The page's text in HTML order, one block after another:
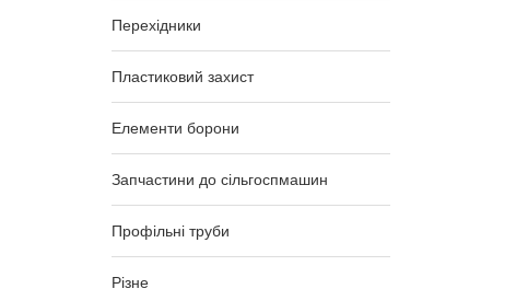
Перехідники
Пластиковий захист
Елементи борони
Запчастини до сільгоспмашин
Профільні труби
Різне